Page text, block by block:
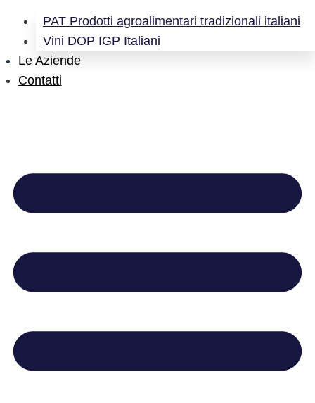
PAT Prodotti agroalimentari tradizionali italiani
Vini DOP IGP Italiani
Le Aziende
Contatti